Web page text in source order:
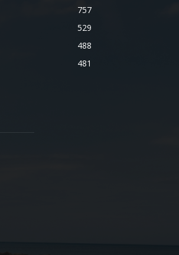
757
529
488
481